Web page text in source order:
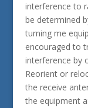
interference to
be determined
turning me
encouraged to
interference by
Reorient or
the receive
the equipment